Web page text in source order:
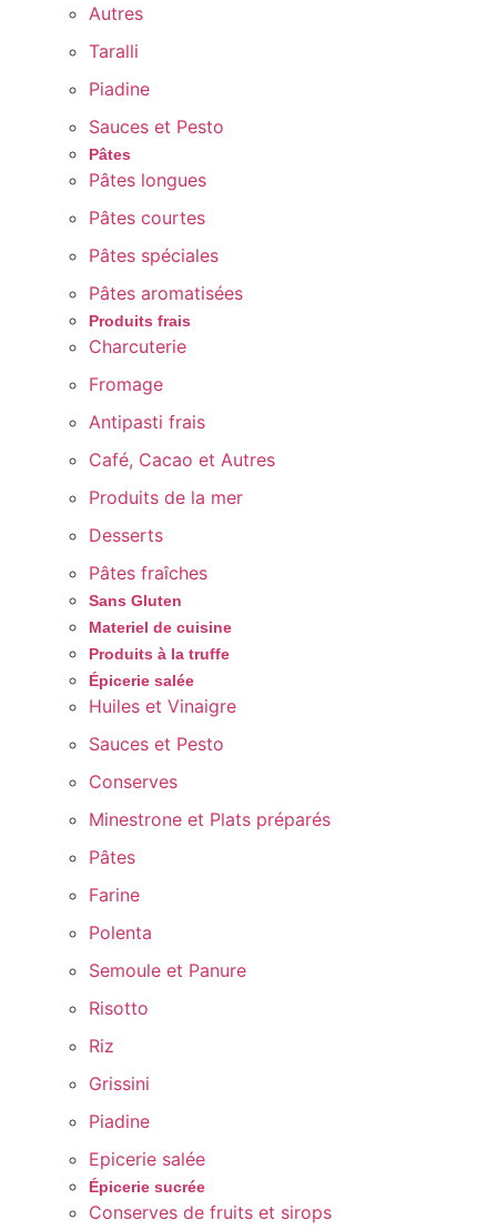
Autres
Taralli
Piadine
Sauces et Pesto
Pâtes
Pâtes longues
Pâtes courtes
Pâtes spéciales
Pâtes aromatisées
Produits frais
Charcuterie
Fromage
Antipasti frais
Café, Cacao et Autres
Produits de la mer
Desserts
Pâtes fraîches
Sans Gluten
Materiel de cuisine
Produits à la truffe
Épicerie salée
Huiles et Vinaigre
Sauces et Pesto
Conserves
Minestrone et Plats préparés
Pâtes
Farine
Polenta
Semoule et Panure
Risotto
Riz
Grissini
Piadine
Epicerie salée
Épicerie sucrée
Conserves de fruits et sirops